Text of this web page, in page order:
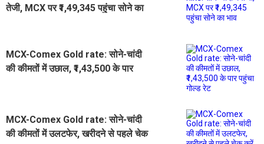
तेजी, MCX पर ₹1,49,345 पहुंचा सोने का
MCX-Comex Gold rate: सोने-चांदी
की कीमतों में उछाल, ₹1,43,500 के पार
MCX-Comex Gold rate: सोने-चांदी
की कीमतों में उलटफेर, खरीदने से पहले चेक